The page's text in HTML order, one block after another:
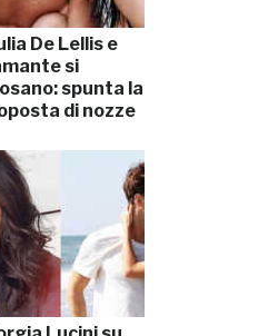
De Lellis e
si
spunta la
di nozze